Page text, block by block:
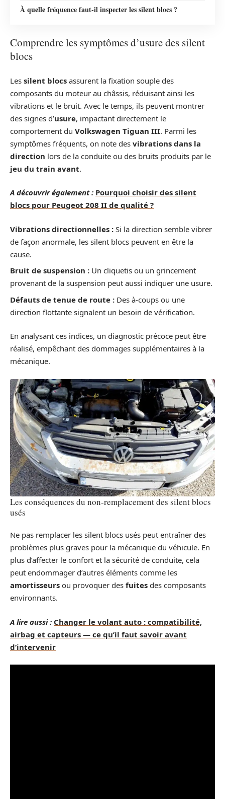
À quelle fréquence faut-il inspecter les silent blocs ?
Comprendre les symptômes d’usure des silent
blocs
Les silent blocs assurent la fixation souple des
composants du moteur au châssis, réduisant ainsi les
vibrations et le bruit. Avec le temps, ils peuvent montrer
des signes d’usure, impactant directement le
comportement du Volkswagen Tiguan III. Parmi les
symptômes fréquents, on note des vibrations dans la
direction lors de la conduite ou des bruits produits par le
jeu du train avant.
A découvrir également : Pourquoi choisir des silent
blocs pour Peugeot 208 II de qualité ?
Vibrations directionnelles : Si la direction semble vibrer
de façon anormale, les silent blocs peuvent en être la
cause.
Bruit de suspension : Un cliquetis ou un grincement
provenant de la suspension peut aussi indiquer une usure.
Défauts de tenue de route : Des à-coups ou une
direction flottante signalent un besoin de vérification.
En analysant ces indices, un diagnostic précoce peut être
réalisé, empêchant des dommages supplémentaires à la
mécanique.
Les conséquences du non-remplacement des silent blocs
usés
Ne pas remplacer les silent blocs usés peut entraîner des
problèmes plus graves pour la mécanique du véhicule. En
plus d’affecter le confort et la sécurité de conduite, cela
peut endommager d’autres éléments comme les
amortisseurs ou provoquer des fuites des composants
environnants.
A lire aussi : Changer le volant auto : compatibilité,
airbag et capteurs — ce qu’il faut savoir avant
d’intervenir